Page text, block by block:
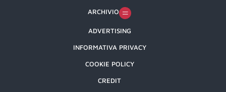
ARCHIVIO
ADVERTISING
INFORMATIVA PRIVACY
COOKIE POLICY
CREDIT